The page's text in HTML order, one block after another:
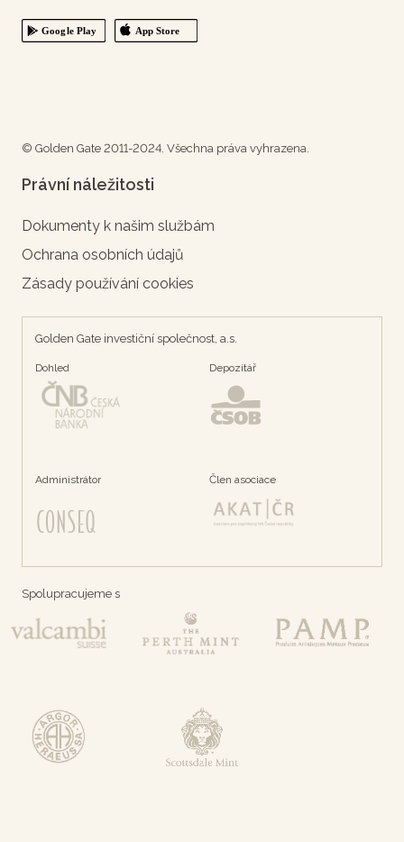
© Golden Gate 2011-2024. Všechna práva vyhrazena.
Právní náležitosti
Dokumenty k našim službám
Ochrana osobních údajů
Zásady používání cookies
Golden Gate investiční společnost, a.s.
Dohled Depozítář
Administrátor Člen asociace
Spolupracujeme s